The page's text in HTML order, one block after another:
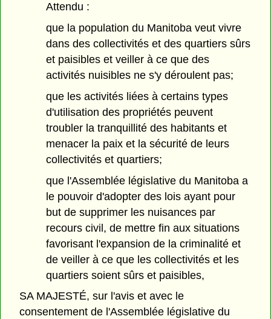
Attendu :
que la population du Manitoba veut vivre
dans des collectivités et des quartiers sûrs
et paisibles et veiller à ce que des
activités nuisibles ne s'y déroulent pas;
que les activités liées à certains types
d'utilisation des propriétés peuvent
troubler la tranquillité des habitants et
menacer la paix et la sécurité de leurs
collectivités et quartiers;
que l'Assemblée législative du Manitoba a
le pouvoir d'adopter des lois ayant pour
but de supprimer les nuisances par
recours civil, de mettre fin aux situations
favorisant l'expansion de la criminalité et
de veiller à ce que les collectivités et les
quartiers soient sûrs et paisibles,
SA MAJESTÉ, sur l'avis et avec le
consentement de l'Assemblée législative du